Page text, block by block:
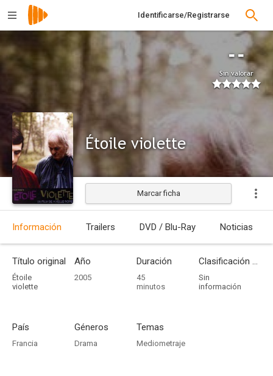
Identificarse/Registrarse
--
Sin valorar
Étoile violette
Estrenada
Marcar ficha
Información Trailers DVD / Blu-Ray Noticias
Título original
Étoile
violette
Año
2005
Duración
45
minutos
Clasificación por edades
Sin
información
País
Francia
Géneros
Drama
Temas
Mediometraje